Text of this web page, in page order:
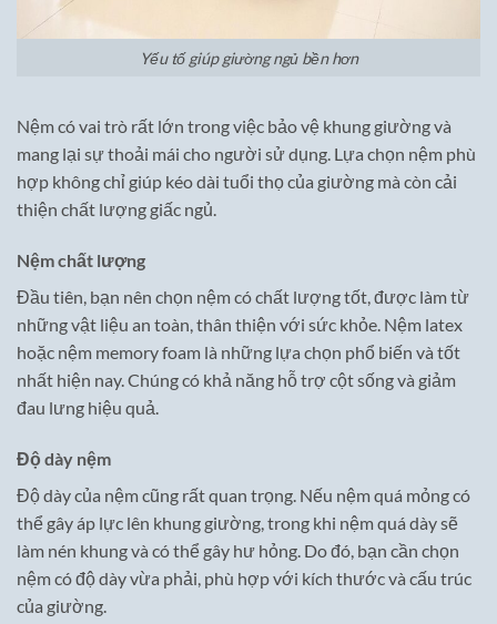
Yếu tố giúp giường ngủ bền hơn
Nệm có vai trò rất lớn trong việc bảo vệ khung giường và
mang lại sự thoải mái cho người sử dụng. Lựa chọn nệm phù
hợp không chỉ giúp kéo dài tuổi thọ của giường mà còn cải
thiện chất lượng giấc ngủ.
Nệm chất lượng
Đầu tiên, bạn nên chọn nệm có chất lượng tốt, được làm từ
những vật liệu an toàn, thân thiện với sức khỏe. Nệm latex
hoặc nệm memory foam là những lựa chọn phổ biến và tốt
nhất hiện nay. Chúng có khả năng hỗ trợ cột sống và giảm
đau lưng hiệu quả.
Độ dày nệm
Độ dày của nệm cũng rất quan trọng. Nếu nệm quá mỏng có
thể gây áp lực lên khung giường, trong khi nệm quá dày sẽ
làm nén khung và có thể gây hư hỏng. Do đó, bạn cần chọn
nệm có độ dày vừa phải, phù hợp với kích thước và cấu trúc
của giường.